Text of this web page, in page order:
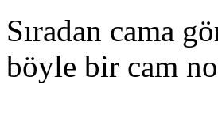
Sıradan cama
böyle bir cam